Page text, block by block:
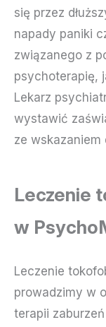
się przez
napady paniki
związanego z
psychoterapię,
Lekarz
wystawić
ze wskazaniem
Leczenie
w
Leczenie
prowadzimy w
terapii